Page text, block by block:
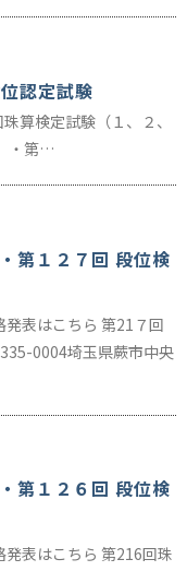
認定試験
算検定試験（１、２、
・第…
第１２７回 段位検
表はこちら 第21７回
0004埼玉県蕨市中央
第１２６回 段位検
表はこちら 第216回珠